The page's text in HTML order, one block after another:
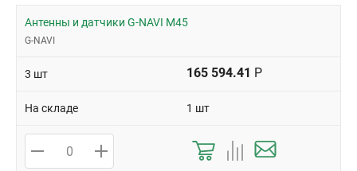
Антенны и датчики G-NAVI M45
G-NAVI
3 шт 165 594.41 Р
На складе 1 шт